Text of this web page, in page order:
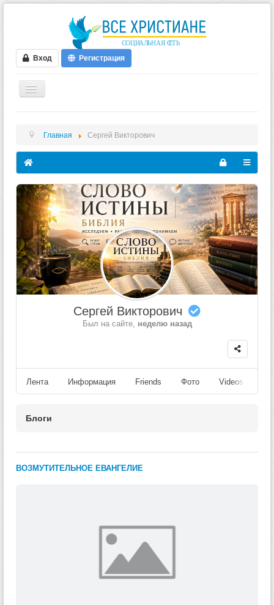
Вход Регистрация
ФОРУМ
ВИДЕО
БЛОГИ
МУЗЫКА
БИБЛИЯ
ОПРОСЫ
НОВОСТИ
Главная Сергей Викторович
Сергей Викторович
Был на сайте, неделю назад
Лента Информация Friends Фото Videos
Блоги
​ВОЗМУТИТЕЛЬНОЕ ЕВАНГЕЛИЕ